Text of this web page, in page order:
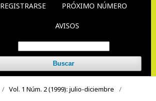
REGISTRARSE PRÓXIMO NÚMERO
AVISOS
Buscar
/ Vol. 1 Núm. 2 (1999): julio-diciembre
/